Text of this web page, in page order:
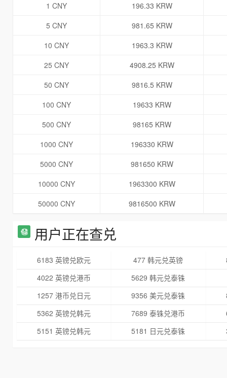
1 CNY
196.33 KRW
5 CNY
981.65 KRW
10 CNY
1963.3 KRW
25 CNY
4908.25 KRW
50 CNY
9816.5 KRW
100 CNY
19633 KRW
500 CNY
98165 KRW
1000 CNY
196330 KRW
5000 CNY
981650 KRW
10000 CNY
1963300 KRW
50000 CNY
9816500 KRW
用户正在查兑
6183 英镑兑欧元 477 韩元兑英镑
4022 英镑兑港币
5629 韩元兑泰铢
1257 港币兑日元
9356 美元兑泰铢
5362 英镑兑韩元
7689 泰铢兑港币
5151 英镑兑韩元
5181 日元兑泰铢